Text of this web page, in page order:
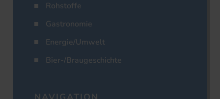
Rohstoffe
Gastronomie
Energie/Umwelt
Bier-/Braugeschichte